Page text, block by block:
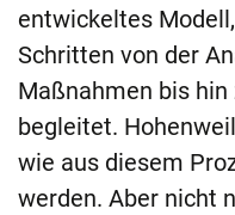
entwickeltes
Schritten von der
Maßnahmen bis
begleitet.
wie aus diesem
werden. Aber nicht